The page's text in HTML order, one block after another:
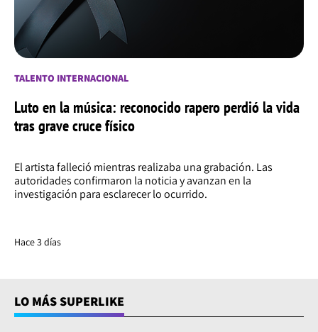
TALENTO INTERNACIONAL
Luto en la música: reconocido rapero perdió la vida
tras grave cruce físico
El artista falleció mientras realizaba una grabación. Las
autoridades confirmaron la noticia y avanzan en la
investigación para esclarecer lo ocurrido.
Hace 3 días
LO MÁS SUPERLIKE